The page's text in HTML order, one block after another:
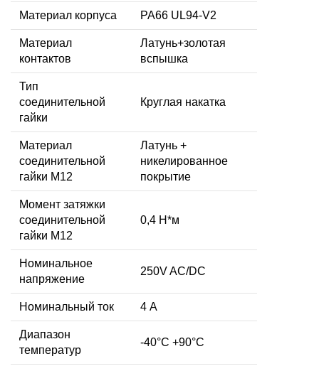
Материал корпуса PA66 UL94-V2
Материал
контактов
Латунь+золотая
вспышка
Тип
соединительной
гайки
Круглая накатка
Материал
соединительной
гайки M12
Латунь +
никелированное
покрытие
Момент затяжки
соединительной
гайки M12
0,4 Н*м
Номинальное
напряжение
250V AC/DC
Номинальный ток 4 А
Диапазон
температур
-40°C +90°C